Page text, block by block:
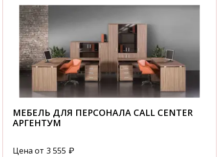
МЕБЕЛЬ ДЛЯ ПЕРСОНАЛА CALL CENTER
АРГЕНТУМ
Цена от 3 555 ₽